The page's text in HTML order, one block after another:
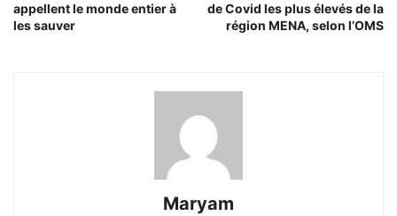
appellent le monde entier à
les sauver
de Covid les plus élevés de la
région MENA, selon l’OMS
Maryam